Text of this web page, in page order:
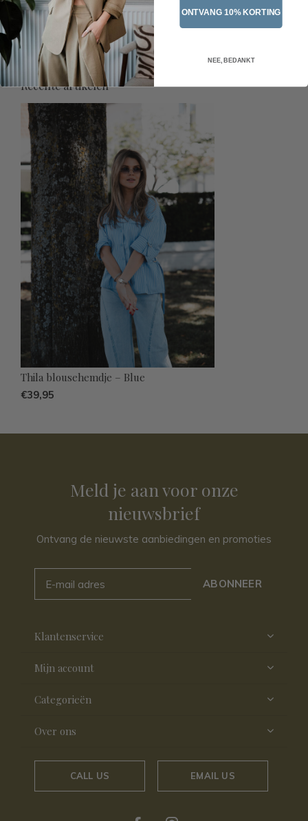
Slipper plat H8-1207X –
Camel
€39,95
Incl. btw
Recente artikelen
Thila blousehemdje – Blue
€39,95
Meld je aan voor onze
nieuwsbrief
Ontvang de nieuwste aanbiedingen en promoties
ABONNEER
Klantenservice
Mijn account
Categorieën
Over ons
CALL US EMAIL US
ONTVANG 10% KORTING
NEE, BEDANKT